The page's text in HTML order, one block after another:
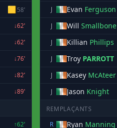
🟨58'
↓62'
↓62'
↓76'
↓82'
↓89'
↑62'
J
Evan Ferguson
J
Will Smallbone
J
Killian Phillips
J
Troy PARROTT
J
Kasey McAteer
J
Jason Knight
REMPLAÇANTS
R
Ryan Manning